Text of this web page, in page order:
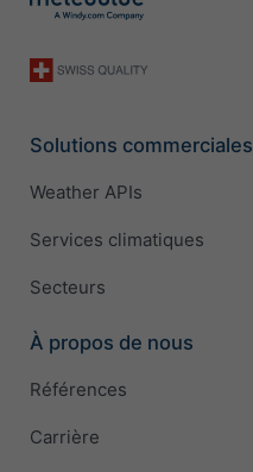
Solutions commerciales
Weather APIs
Services climatiques
Secteurs
À propos de nous
Références
Carrière